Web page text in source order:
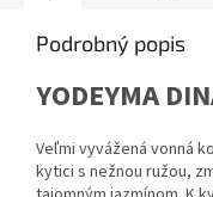
Podrobný popis
YODEYMA
Veľmi vyvážená vonná
kytici s nežnou ružou,